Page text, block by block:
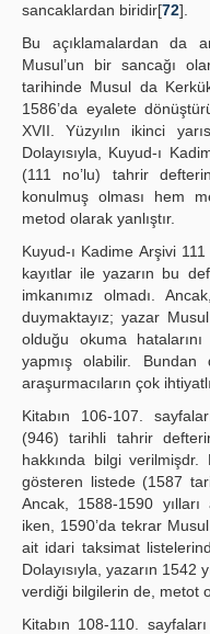
sancaklardan biridir[72].
Bu açıklamalardan da
Musul’un bir sancağı
tarihinde Musul da
1586’da eyalete
XVII. Yüzyılın ikinci
Dolayısıyla, Kuyud-ı
(111 no’lu) tahrir
konulmuş olması hem
metod olarak yanlıştır.
Kuyud-ı Kadime Arşivi
kayıtlar ile yazarın bu
imkanımız olmadı.
duymaktayız; yazar
olduğu okuma
yapmış olabilir. Bundan
araşurmacıların çok
Kitabın 106-107.
(946) tarihli tahrir
hakkında bilgi
gösteren listede (1587
Ancak, 1588-1590
iken, 1590’da tekrar
ait idari taksimat
Dolayısıyla, yazarın 1542
verdiği bilgilerin de, metot
Kitabın 108-110.